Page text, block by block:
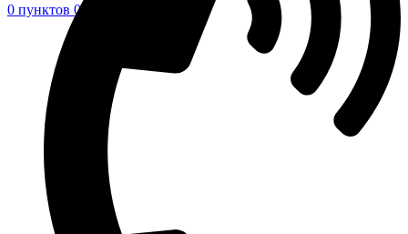
0 пунктов 0,00